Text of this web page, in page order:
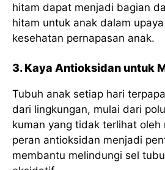
hitam dapat menjadi bagian
hitam untuk anak dalam
kesehatan pernapasan anak.
3. Kaya Antioksidan untuk
Tubuh anak setiap hari
dari lingkungan, mulai dari
kuman yang tidak terlihat oleh
peran antioksidan menjadi
membantu melindungi sel